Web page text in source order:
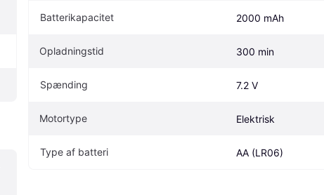
Batterikapacitet 2000 mAh
Opladningstid 300 min
Spænding 7.2 V
Motortype Elektrisk
Type af batteri AA (LR06)